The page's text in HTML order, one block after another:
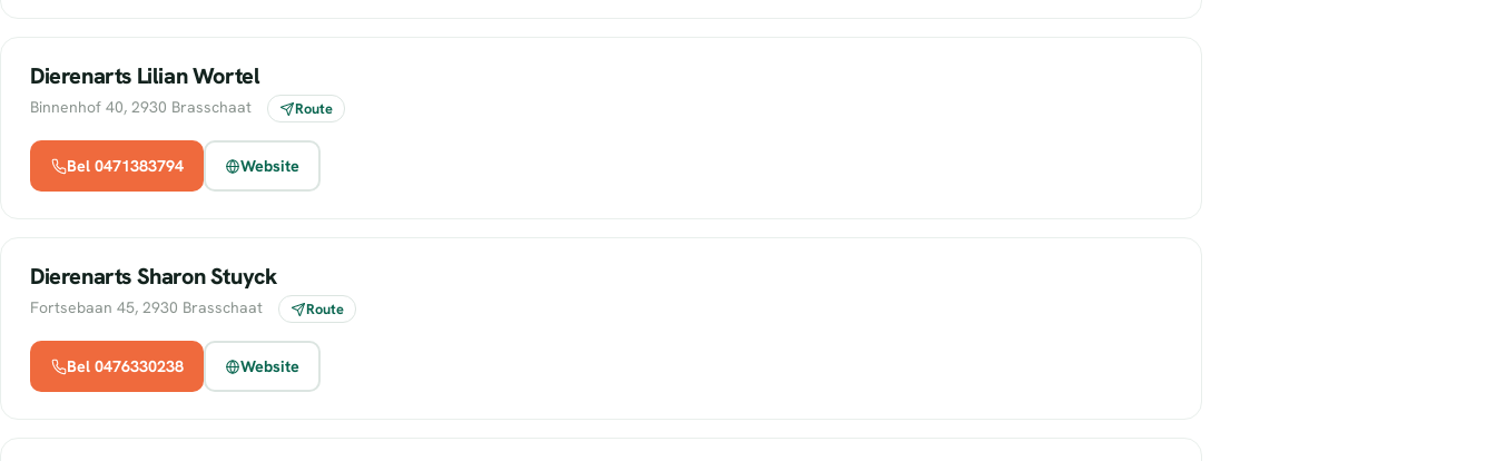
Dierenarts Lilian Wortel
Binnenhof 40, 2930 Brasschaat Route
Bel 0471383794 Website
Dierenarts Sharon Stuyck
Fortsebaan 45, 2930 Brasschaat Route
Bel 0476330238 Website